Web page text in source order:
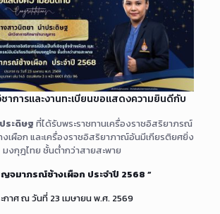
าการและงานทะเบียนขอแสดงความยินดีกับ
ระดิษฐที่ได้รับพระราชทานเครื่องราชอิสริยาภรณ์
เผือก และเครื่องราชอิสริยาภาณ์อันมีเกียรติยศยิ่ง
มงกุฎไทย ชั้นต่ำกว่าสายสะพาย
ญจมาภรณ์ช้างเผือก ประจำปี 2568 ”
กาศ ณ วันที่ 23 เมษายน พ.ศ. 2569